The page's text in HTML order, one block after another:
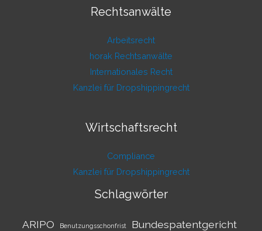
Rechtsanwälte
Arbeitsrecht
horak Rechtsanwälte
Internationales Recht
Kanzlei für Dropshippingrecht
Wirtschaftsrecht
Compliance
Kanzlei für Dropshippingrecht
Schlagwörter
ARIPO Benutzungsschonfrist Bundespatentgericht